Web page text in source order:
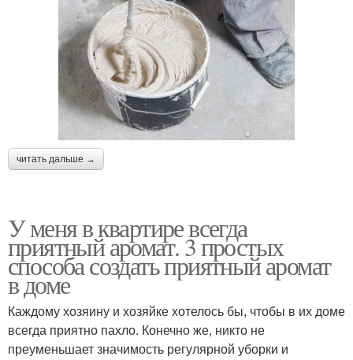
читать дальше →
У меня в квартире всегда
приятный аромат. 3 простых
способа создать приятный аромат
в доме
Каждому хозяину и хозяйке хотелось бы, чтобы в их доме
всегда приятно пахло. Конечно же, никто не
преуменьшает значимость регулярной уборки и